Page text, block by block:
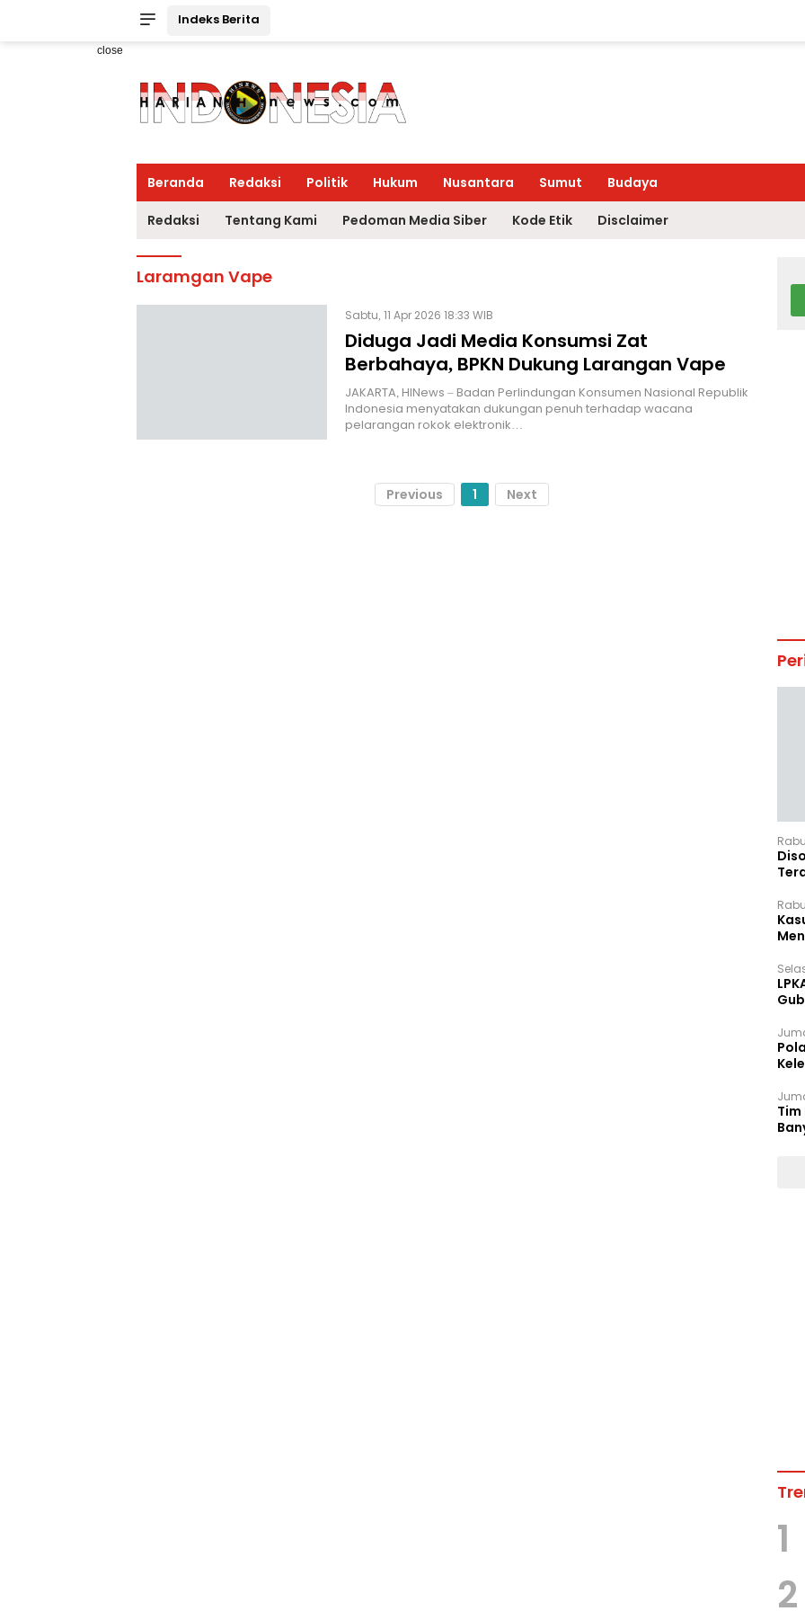
Indeks Berita
close
Beranda Redaksi Politik Hukum Nusantara Sumut Budaya
Redaksi Tentang Kami Pedoman Media Siber Kode Etik Disclaimer
Laramgan Vape
Sabtu, 11 Apr 2026 18:33 WIB
Diduga Jadi Media Konsumsi Zat
Berbahaya, BPKN Dukung Larangan Vape
JAKARTA, HINews – Badan Perlindungan Konsumen Nasional Republik
Indonesia menyatakan dukungan penuh terhadap wacana
pelarangan rokok elektronik…
Previous 1 Next
Tim
1
2